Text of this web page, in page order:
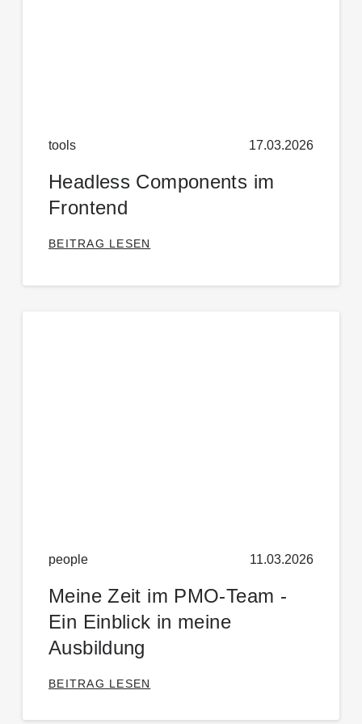
tools 17.03.2026
Headless Components im
Frontend
BEITRAG LESEN
people 11.03.2026
Meine Zeit im PMO-Team -
Ein Einblick in meine
Ausbildung
BEITRAG LESEN